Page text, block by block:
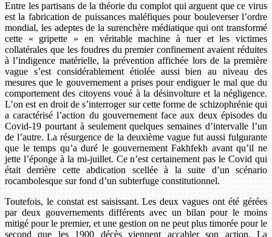
Entre les partisans de la théorie du complot qui arguent que ce virus
est la fabrication de puissances maléfiques pour bouleverser l’ordre
mondial, les adeptes de la surenchère médiatique qui ont transformé
cette « gripette » en véritable machine à tuer et les victimes
collatérales que les foudres du premier confinement avaient réduites
à l’indigence matérielle, la prévention affichée lors de la première
vague s’est considérablement étiolée aussi bien au niveau des
mesures que le gouvernement a prises pour endiguer le mal que du
comportement des citoyens voué à la désinvolture et la négligence.
L’on est en droit de s’interroger sur cette forme de schizophrénie qui
a caractérisé l’action du gouvernement face aux deux épisodes du
Covid-19 pourtant à seulement quelques semaines d’intervalle l’un
de l’autre. La résurgence de la deuxième vague fut aussi fulgurante
que le temps qu’a duré le gouvernement Fakhfekh avant qu’il ne
jette l’éponge à la mi-juillet. Ce n’est certainement pas le Covid qui
était derrière cette abdication scellée à la suite d’un scénario
rocambolesque sur fond d’un subterfuge constitutionnel.
Toutefois, le constat est saisissant. Les deux vagues ont été gérées
par deux gouvernements différents avec un bilan pour le moins
mitigé pour le premier, et une gestion on ne peut plus timorée pour le
second que les 1900 décès viennent accabler son action. La